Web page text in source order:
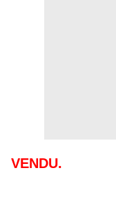
VENDU.